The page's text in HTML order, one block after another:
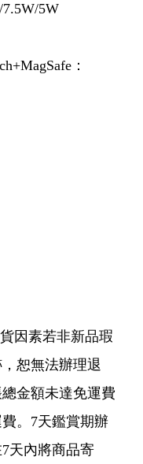
5W
：
因素若非新品瑕
恕無法辦理退
金額未達免運費
。7天鑑賞期辦
天內將商品寄